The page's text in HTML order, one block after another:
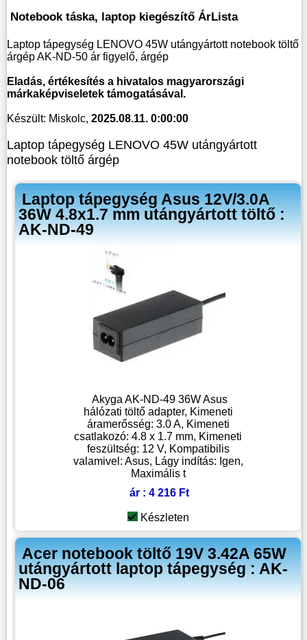
Notebook táska, laptop kiegészítő ÁrLista
Laptop tápegység LENOVO 45W utángyártott notebook töltő
árgép AK-ND-50 ár figyelő, árgép
Eladás, értékesítés a hivatalos magyarországi
márkaképviseletek támogatásával.
Készült: Miskolc, 2025.08.11. 0:00:00
Laptop tápegység LENOVO 45W utángyártott
notebook töltő árgép
Laptop tápegység Asus 12V/3.0A
36W 4.8x1.7 mm utángyártott töltő :
AK-ND-49
Akyga AK-ND-49 36W Asus
hálózati töltő adapter, Kimeneti
áramerősség: 3.0 A, Kimeneti
csatlakozó: 4.8 x 1.7 mm, Kimeneti
feszültség: 12 V, Kompatibilis
valamivel: Asus, Lágy indítás: Igen,
Maximális t
ár : 4 216 Ft
Készleten
Acer notebook töltő 19V 3.42A 65W
utángyártott laptop tápegység : AK-
ND-06